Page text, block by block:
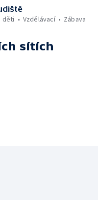
děti
Vzdělávací Zábava
sítích